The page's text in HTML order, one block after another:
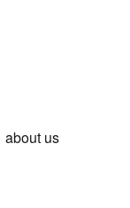
about us